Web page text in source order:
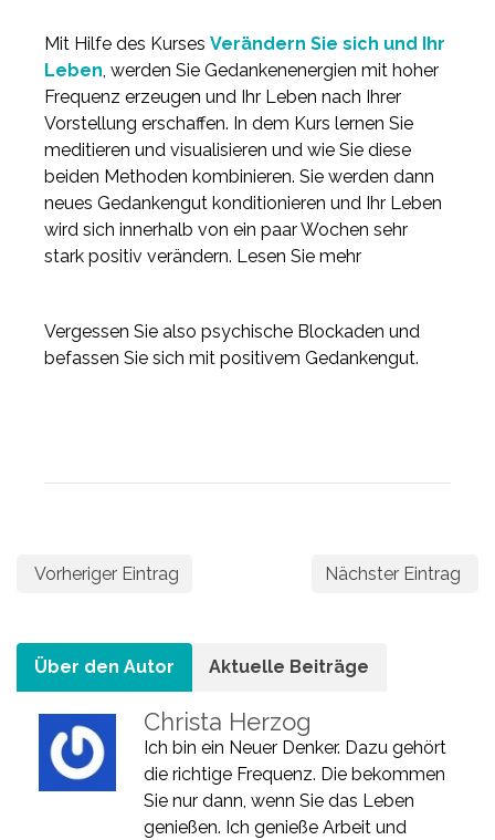
Mit Hilfe des Kurses Verändern Sie sich und Ihr
Leben, werden Sie Gedankenenergien mit hoher
Frequenz erzeugen und Ihr Leben nach Ihrer
Vorstellung erschaffen. In dem Kurs lernen Sie
meditieren und visualisieren und wie Sie diese
beiden Methoden kombinieren. Sie werden dann
neues Gedankengut konditionieren und Ihr Leben
wird sich innerhalb von ein paar Wochen sehr
stark positiv verändern. Lesen Sie mehr
Vergessen Sie also psychische Blockaden und
befassen Sie sich mit positivem Gedankengut.
Vorheriger Eintrag Nächster Eintrag
Über den Autor Aktuelle Beiträge
Christa Herzog
Ich bin ein Neuer Denker. Dazu gehört
die richtige Frequenz. Die bekommen
Sie nur dann, wenn Sie das Leben
genießen. Ich genieße Arbeit und